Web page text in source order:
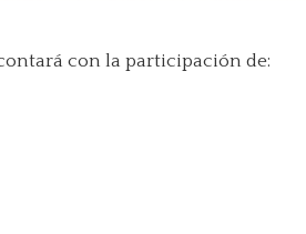
con la participación de: